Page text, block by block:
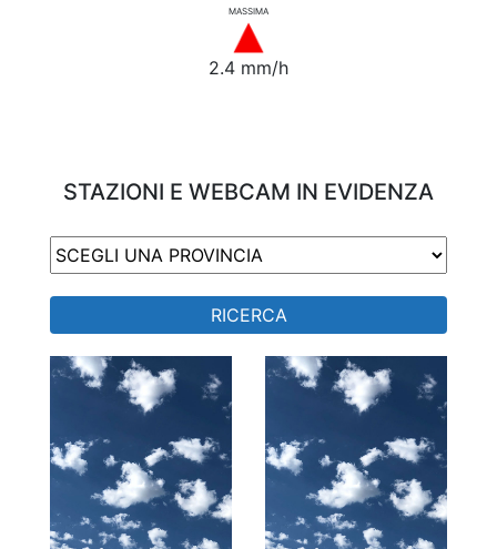
MASSIMA
2.4 mm/h
STAZIONI E WEBCAM IN EVIDENZA
RICERCA